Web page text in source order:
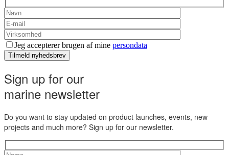
Jeg accepterer brugen af mine persondata
Tilmeld nyhedsbrev
Sign up for our
marine newsletter
Do you want to stay updated on product launches, events, new
projects and much more? Sign up for our newsletter.